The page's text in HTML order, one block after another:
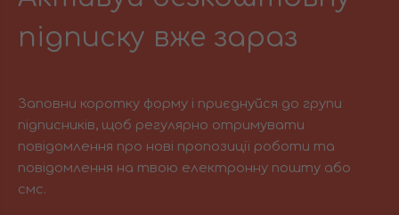
підписку вже зараз
Заповни коротку форму і приєднуйся до групи
підписників, щоб регулярно отримувати
повідомлення про нові пропозиції роботи та
повідомлення на твою електронну пошту або
смс.